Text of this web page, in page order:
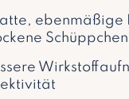
ebenmäßige
Schüppchen